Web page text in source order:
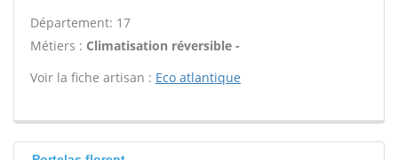
Département: 17
Métiers : Climatisation réversible -
Voir la fiche artisan : Eco atlantique